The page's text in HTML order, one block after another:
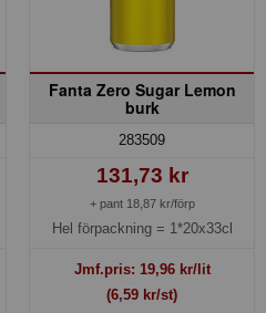
Fanta Zero Sugar Lemon
burk
283509
131,73 kr
+ pant 18,87 kr/förp
Hel förpackning = 1*20x33cl
Jmf.pris: 19,96kr/lit
(6,59 kr/st)